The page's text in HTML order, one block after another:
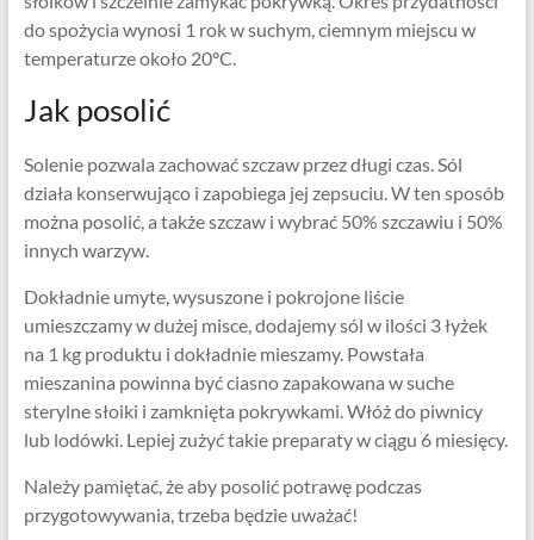
do spożycia wynosi 1 rok w suchym, ciemnym miejscu w
temperaturze około 20°C.
Jak posolić
Solenie pozwala zachować szczaw przez długi czas. Sól
działa konserwująco i zapobiega jej zepsuciu. W ten sposób
można posolić, a także szczaw i wybrać 50% szczawiu i 50%
innych warzyw.
Dokładnie umyte, wysuszone i pokrojone liście
umieszczamy w dużej misce, dodajemy sól w ilości 3 łyżek
na 1 kg produktu i dokładnie mieszamy. Powstała
mieszanina powinna być ciasno zapakowana w suche
sterylne słoiki i zamknięta pokrywkami. Włóż do piwnicy
lub lodówki. Lepiej zużyć takie preparaty w ciągu 6 miesięcy.
Należy pamiętać, że aby posolić potrawę podczas
przygotowywania, trzeba będzie uważać!